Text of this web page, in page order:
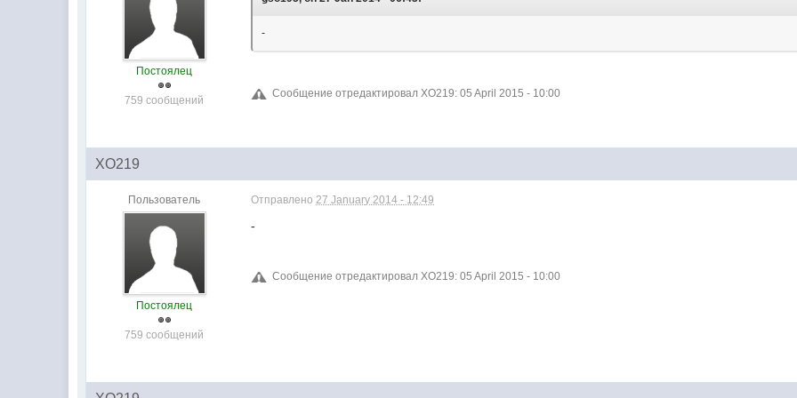
Постоялец
759 сообщений
-
Сообщение отредактировал XO219: 05 April 2015 - 10:00
XO219
Пользователь
Постоялец
759 сообщений
Отправлено27 January 2014 - 12:49
-
Сообщение отредактировал XO219: 05 April 2015 - 10:00